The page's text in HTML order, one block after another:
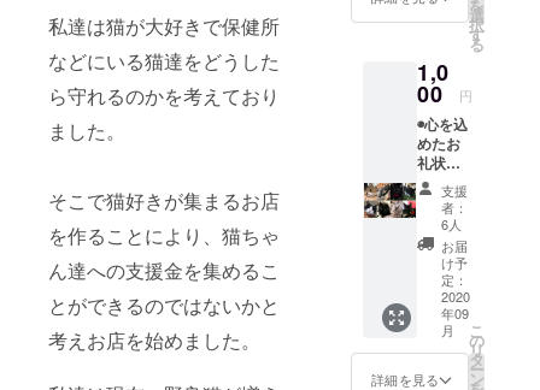
私達は猫が大好きで保健所
などにいる猫達をどうした
ら守れるのかを考えており
ました。
そこで猫好きが集まるお店
を作ることにより、猫ちゃ
ん達への支援金を集めるこ
とができるのではないかと
考えお店を始めました。
猫の集
自慢の
カワイ
イ猫の
集合画
像を添
付させ
ていた
だきま
す！！
！
を
選
択
す
る
1,0
00 円
◉心を込
めたお
礼状
（ニャ
ンズの
ポスト
カー
ド） ス
タッフ
と、
ニャン
ズ（猫
ちゃん
達）か
支援
者：
6人
お届
け予
定：
2020
年09
月
詳細を見る
こ
の
リ
タ
ー
ン